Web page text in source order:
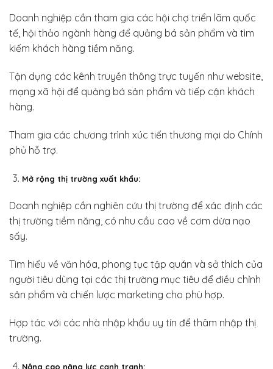
Doanh nghiệp cần tham gia các hội chợ triển lãm quốc
tế, hội thảo ngành hàng để quảng bá sản phẩm và tìm
kiếm khách hàng tiềm năng.
Tận dụng các kênh truyền thông trực tuyến như website,
mạng xã hội để quảng bá sản phẩm và tiếp cận khách
hàng.
Tham gia các chương trình xúc tiến thương mại do Chính
phủ hỗ trợ.
Mở rộng thị trường xuất khẩu:
Doanh nghiệp cần nghiên cứu thị trường để xác định các
thị trường tiềm năng, có nhu cầu cao về cơm dừa nạo
sấy.
Tìm hiểu về văn hóa, phong tục tập quán và sở thích của
người tiêu dùng tại các thị trường mục tiêu để điều chỉnh
sản phẩm và chiến lược marketing cho phù hợp.
Hợp tác với các nhà nhập khẩu uy tín để thâm nhập thị
trường.
Nâng cao năng lực cạnh tranh: